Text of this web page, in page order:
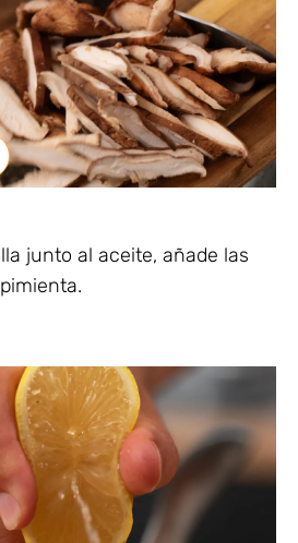
junto al aceite, añade las